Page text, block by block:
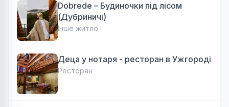
Dobrede – Будиночки під лісом
(Дубриничі)
Інше житло
Деца у нотаря - ресторан в Ужгороді
Ресторан